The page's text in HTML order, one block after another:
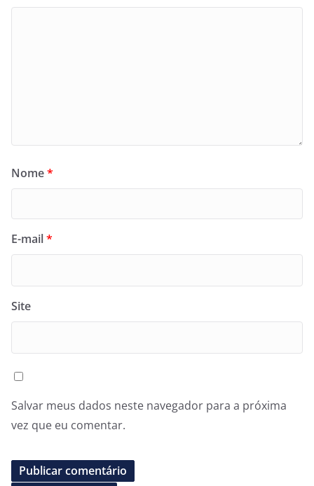
Nome*
E-mail*
Site
Salvar meus dados neste navegador para a próxima
vez que eu comentar.